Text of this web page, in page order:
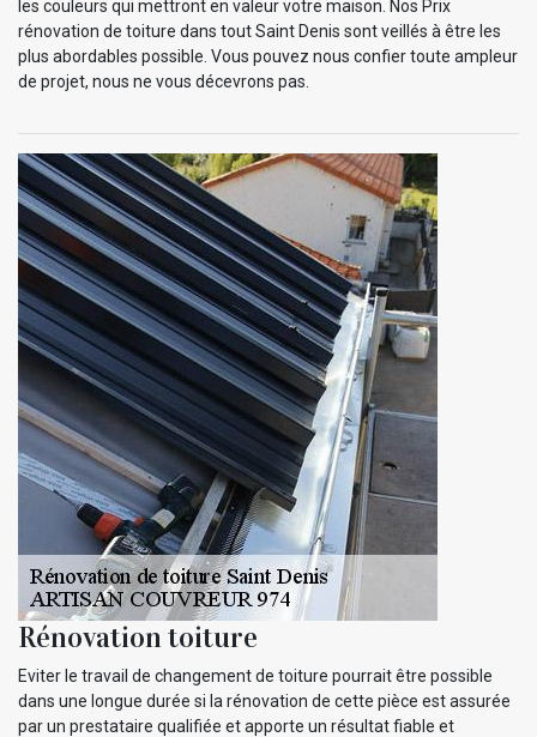
les couleurs qui mettront en valeur votre maison. Nos Prix
rénovation de toiture dans tout Saint Denis sont veillés à être les
plus abordables possible. Vous pouvez nous confier toute ampleur
de projet, nous ne vous décevrons pas.
Rénovation toiture
Eviter le travail de changement de toiture pourrait être possible
dans une longue durée si la rénovation de cette pièce est assurée
par un prestataire qualifiée et apporte un résultat fiable et